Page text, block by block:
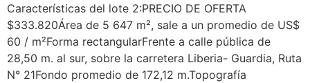
Características del lote 2:PRECIO DE OFERTA
$333.820Área de 5 647 m², sale a un promedio de US$
60 / m²Forma rectangularFrente a calle pública de
28,50 m. al sur, sobre la carretera Liberia- Guardia, Ruta
N° 21Fondo promedio de 172,12 m.Topografía